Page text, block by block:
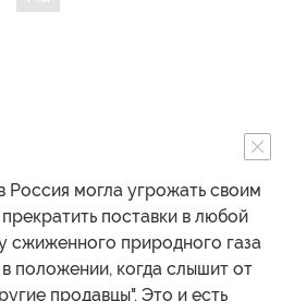
Россия могла угрожать своим
поставки в любой
сжиженного природного газа
положении, когда слышит от
продавцы". Это и есть